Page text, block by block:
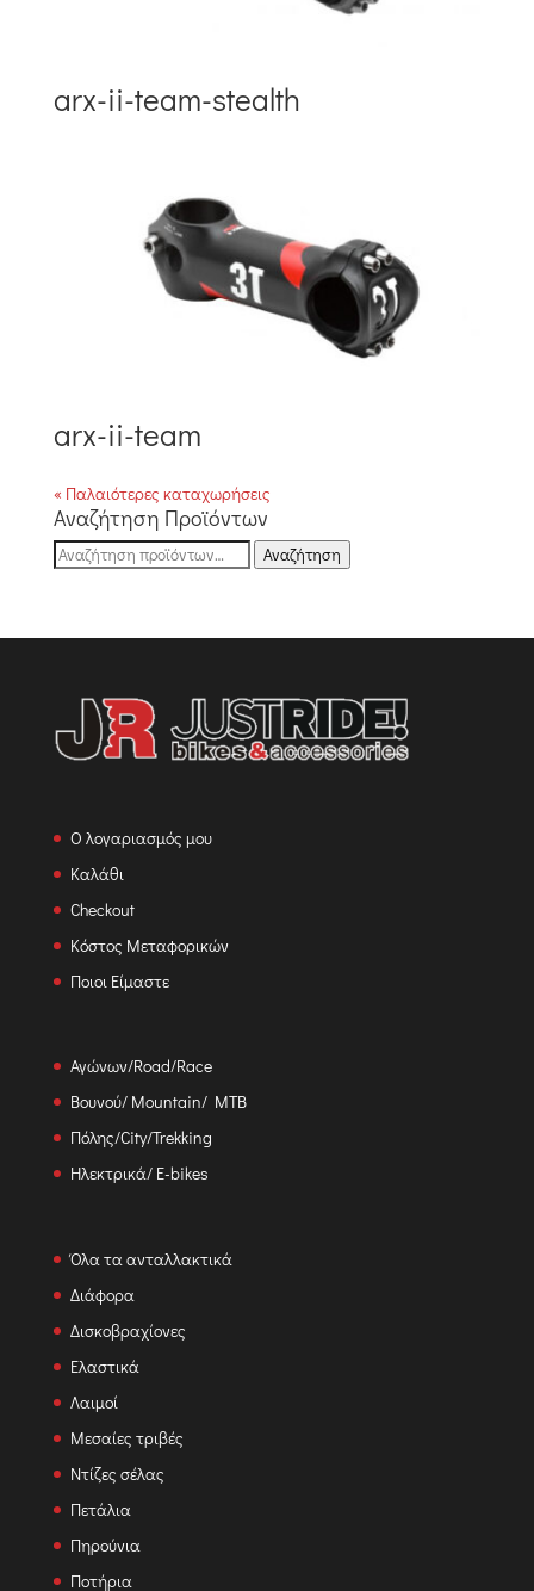
arx-ii-team-stealth
arx-ii-team
« Παλαιότερες καταχωρήσεις
Αναζήτηση Προϊόντων
Αναζήτηση
Αναζήτηση
Ο λογαριασμός μου
Καλάθι
Checkout
Κόστος Μεταφορικών
Ποιοι Είμαστε
Αγώνων/Road/Race
Βουνού/ Mountain/ MTB
Πόλης/City/Trekking
Ηλεκτρικά/ E-bikes
Όλα τα ανταλλακτικά
Διάφορα
Δισκοβραχίονες
Ελαστικά
Λαιμοί
Μεσαίες τριβές
Ντίζες σέλας
Πετάλια
Πηρούνια
Ποτήρια